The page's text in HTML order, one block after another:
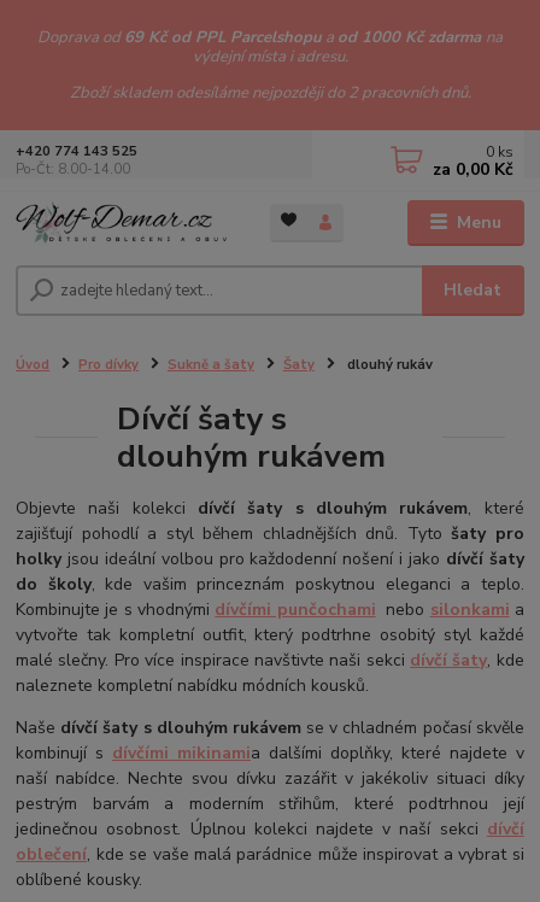
Doprava od69 Kč od PPL Parcelshopu a od 1000 Kč zdarma na
výdejní místa i adresu.
Zboží skladem odesíláme nejpozději do 2 pracovních dnů.
Menu
Hledat
+420 774 143 525
Po-Čt: 8.00-14.00
0 ks
za 0,00 Kč
Úvod Pro dívky Sukně a šaty Šaty dlouhý rukáv
Dívčí šaty s
dlouhým rukávem
Objevte naši kolekci dívčí šaty s dlouhým rukávem, které
zajišťují pohodlí a styl během chladnějších dnů. Tyto šaty pro
holkyjsou ideální volbou pro každodenní nošení i jako dívčí šaty
do školy, kde vašim princeznám poskytnou eleganci a teplo.
Kombinujte je s vhodnými dívčími punčochami nebo silonkami a
vytvořte tak kompletní outfit, který podtrhne osobitý styl každé
malé slečny. Pro více inspirace navštivte naši sekci dívčí šaty, kde
naleznete kompletní nabídku módních kousků.
Naše dívčí šaty s dlouhým rukávemse v chladném počasí skvěle
kombinují s dívčími mikinamia dalšími doplňky, které najdete v
naší nabídce. Nechte svou dívku zazářit v jakékoliv situaci díky
pestrým barvám a moderním střihům, které podtrhnou její
jedinečnou osobnost. Úplnou kolekci najdete v naší sekci dívčí
oblečení, kde se vaše malá parádnice může inspirovat a vybrat si
oblíbené kousky.